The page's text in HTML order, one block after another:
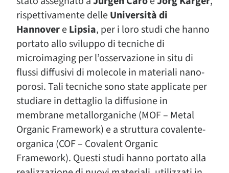
rispettivamente delleUniversità di
HannovereLipsia, per i loro studi che hanno
portato allo sviluppo di tecniche di
microimaging per l’osservazione in situ di
flussi diffusivi di molecole in materiali nano-
porosi. Tali tecniche sono state applicate per
studiare in dettaglio la diffusione in
membrane metallorganiche (MOF – Metal
Organic Framework) e a struttura covalente-
organica (COF – Covalent Organic
Framework). Questi studi hanno portato alla